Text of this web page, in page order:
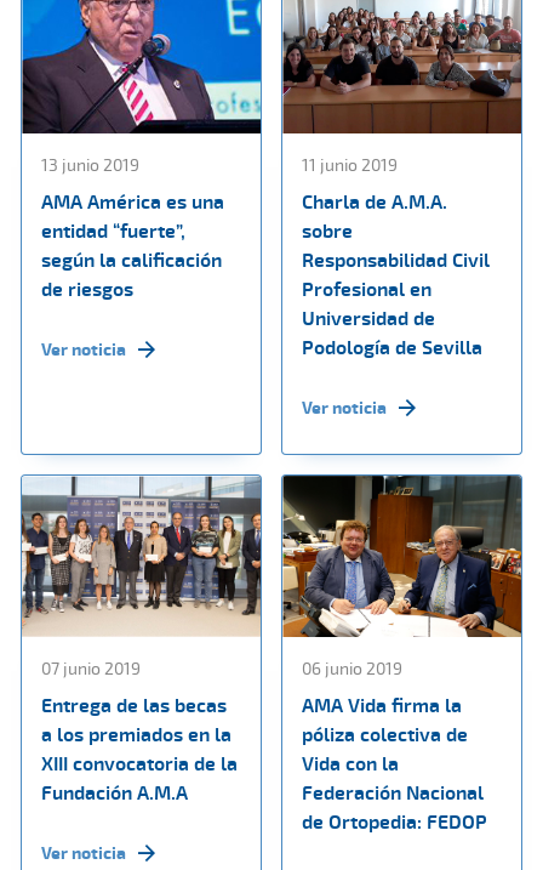
13 junio 2019
AMA América es una
entidad “fuerte”,
según la calificación
de riesgos
Ver noticia
11 junio 2019
Charla de A.M.A.
sobre
Responsabilidad Civil
Profesional en
Universidad de
Podología de Sevilla
Ver noticia
07 junio 2019
Entrega de las becas
a los premiados en la
XIII convocatoria de la
Fundación A.M.A
Ver noticia
06 junio 2019
AMA Vida firma la
póliza colectiva de
Vida con la
Federación Nacional
de Ortopedia: FEDOP